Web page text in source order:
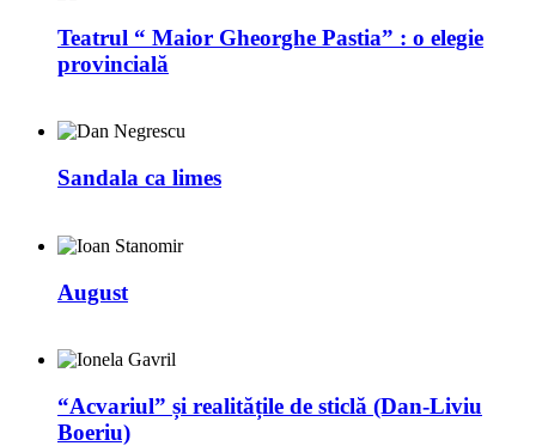
Teatrul “ Maior Gheorghe Pastia” : o elegie
provincială
Sandala ca limes
August
“Acvariul” și realitățile de sticlă (Dan-Liviu
Boeriu)